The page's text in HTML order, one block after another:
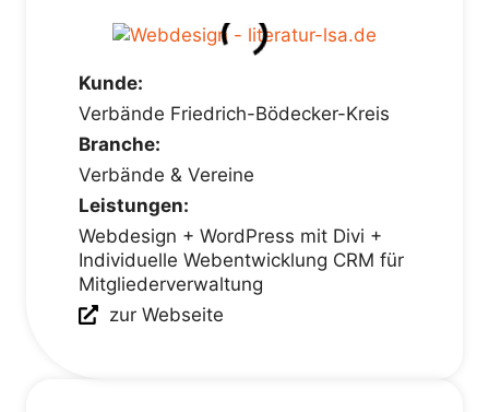
Kunde:
Verbände Friedrich-Bödecker-Kreis
Branche:
Verbände & Vereine
Leistungen:
Webdesign + WordPress mit Divi +
Individuelle Webentwicklung CRM für
Mitgliederverwaltung
zur Webseite